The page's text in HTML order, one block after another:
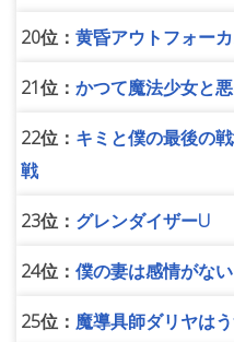
20位： 黄昏アウトフォー
21位： かつて魔法少女と
22位： キミと僕の最後の
戦
23位： グレンダイザーU
24位： 僕の妻は感情がない
25位： 魔導具師ダリヤは